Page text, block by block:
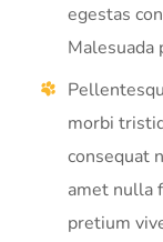
egestas
Malesuada
morbi
consequat
amet nulla
pretium